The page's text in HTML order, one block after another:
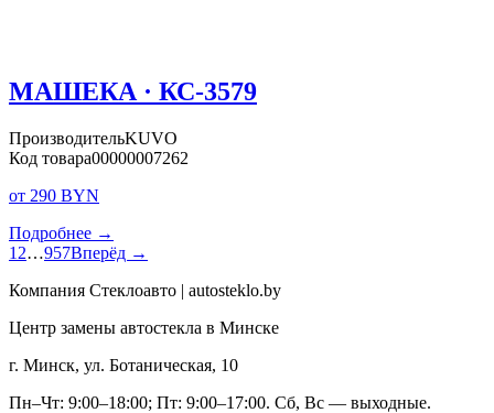
МАШЕКА · КС-3579
ПроизводительKUVO
Код товара00000007262
от 290 BYN
Подробнее →
1 2…957Вперёд →
Компания Стеклоавто | autosteklo.by
Центр замены автостекла в Минске
г. Минск, ул. Ботаническая, 10
Пн–Чт: 9:00–18:00; Пт: 9:00–17:00. Сб, Вс — выходные.